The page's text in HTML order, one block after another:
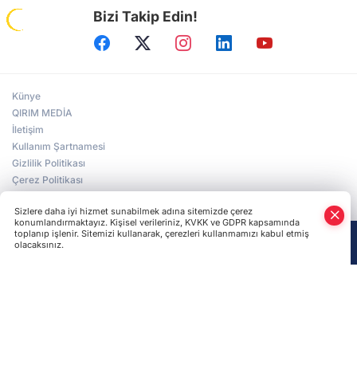
Tavriya Milli Üniversitesi 100 yaşında
Kiev’de Kırım’ın Rus İşgaline Direniş Günü
Bizi Takip Edin!
Künye
QIRIM MEDİA
İletişim
Kullanım Şartnamesi
Gizlilik Politikası
Çerez Politikası
Sizlere daha iyi hizmet sunabilmek adına sitemizde çerez
konumlandırmaktayız. Kişisel verileriniz, KVKK ve GDPR kapsamında
toplanıp işlenir. Sitemizi kullanarak, çerezleri kullanmamızı kabul etmiş
olacaksınız.